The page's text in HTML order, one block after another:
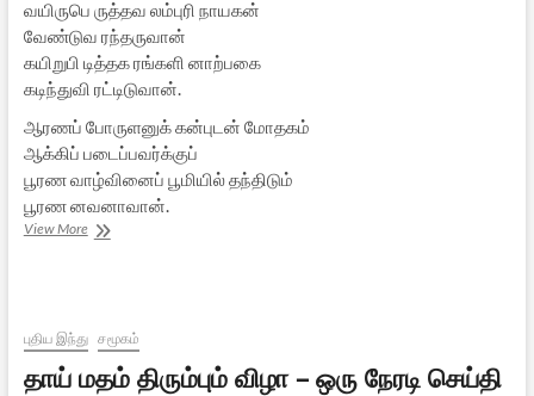
வயிருபெ ருத்தவ லம்புரி நாயகன்
வேண்டுவ ரந்தருவான்
கயிறுபி டித்தக ரங்களி னாற்பகை
கடிந்துவி ரட்டிடுவான்.
ஆரணப் போருளனுக் கன்புடன் மோதகம்
ஆக்கிப் படைப்பவர்க்குப்
பூரண வாழ்வினைப் பூமியில் தந்திடும்
பூரண னவனாவான்.
View Moreவலம்புரி
புதிய இந்து சமூகம்
தாய் மதம் திரும்பும் விழா – ஒரு நேரடி செய்தி